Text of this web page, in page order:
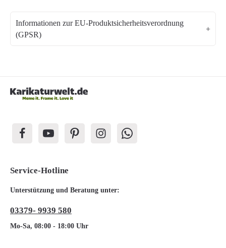
Informationen zur EU-Produktsicherheitsverordnung
(GPSR)
Service-Hotline
Unterstützung und Beratung unter:
03379- 9939 580
Mo-Sa, 08:00 - 18:00 Uhr